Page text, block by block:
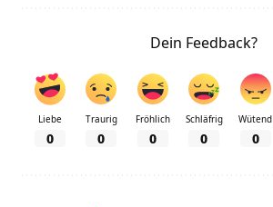
Dein Feedback?
Liebe
0
Traurig
0
Fröhlich
0
Schläfrig
0
Wütend
0